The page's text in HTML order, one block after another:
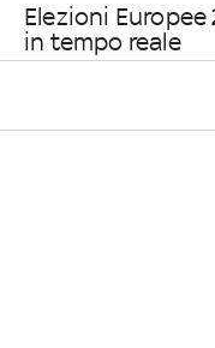
Elezioni Europee
in tempo reale